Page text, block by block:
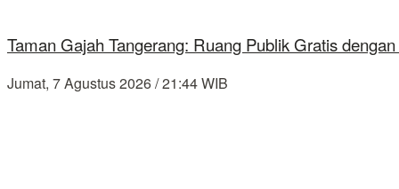
Taman Gajah Tangerang: Ruang Publik Gratis
Jumat, 7 Agustus 2026 / 21:44 WIB